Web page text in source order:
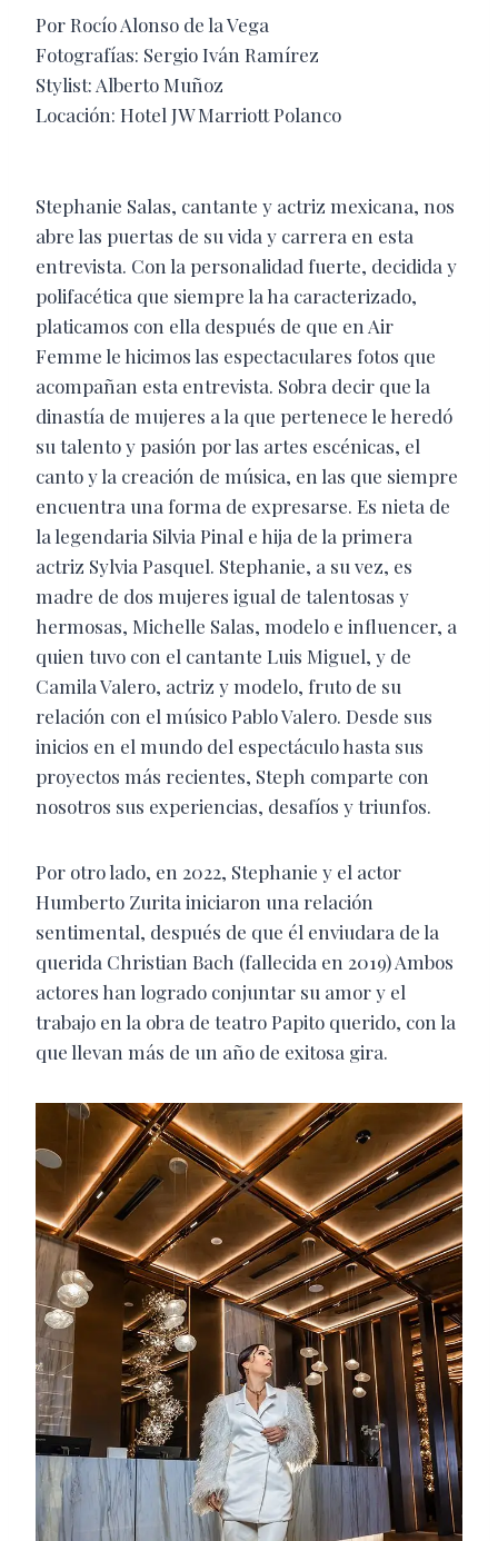
Por Rocío Alonso de la Vega
Fotografías: Sergio Iván Ramírez
Stylist: Alberto Muñoz
Locación: Hotel JW Marriott Polanco
Stephanie Salas, cantante y actriz mexicana, nos
abre las puertas de su vida y carrera en esta
entrevista. Con la personalidad fuerte, decidida y
polifacética que siempre la ha caracterizado,
platicamos con ella después de que en Air
Femme le hicimos las espectaculares fotos que
acompañan esta entrevista. Sobra decir que la
dinastía de mujeres a la que pertenece le heredó
su talento y pasión por las artes escénicas, el
canto y la creación de música, en las que siempre
encuentra una forma de expresarse. Es nieta de
la legendaria Silvia Pinal e hija de la primera
actriz Sylvia Pasquel. Stephanie, a su vez, es
madre de dos mujeres igual de talentosas y
hermosas, Michelle Salas, modelo e influencer, a
quien tuvo con el cantante Luis Miguel, y de
Camila Valero, actriz y modelo, fruto de su
relación con el músico Pablo Valero. Desde sus
inicios en el mundo del espectáculo hasta sus
proyectos más recientes, Steph comparte con
nosotros sus experiencias, desafíos y triunfos.
Por otro lado, en 2022, Stephanie y el actor
Humberto Zurita iniciaron una relación
sentimental, después de que él enviudara de la
querida Christian Bach (fallecida en 2019) Ambos
actores han logrado conjuntar su amor y el
trabajo en la obra de teatro Papito querido, con la
que llevan más de un año de exitosa gira.